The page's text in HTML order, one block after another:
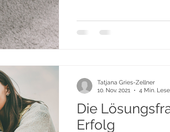
Die
Erfolg
Tatjana Gries-Zellner
10. Nov. 2021
4 Min.